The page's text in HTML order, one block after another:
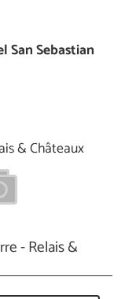
San Sebastian
& Châteaux
- Relais &